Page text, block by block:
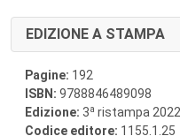
EDIZIONE A STAMPA
Pagine: 192
ISBN: 9788846489098
Edizione: 3a ristampa
Codice editore: 1155.1.25